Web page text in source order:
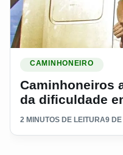
CAMINHONEIRO
Caminhoneiros
da dificuldade
2 MINUTOS DE LEITURA9